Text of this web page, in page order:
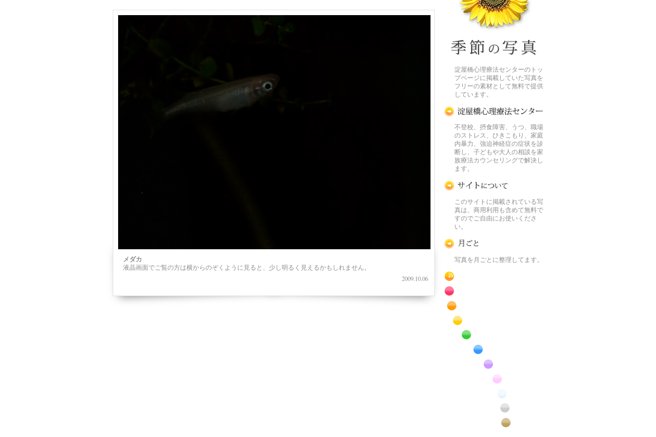
メダカ
液晶画面でご覧の方は横からのぞくように見ると、少し明るく見えるかもしれません。
2009.10.06
淀屋橋心理療法センターのトッ
プページに掲載していた写真を
フリーの素材として無料で提供
しています。
不登校、摂食障害、うつ、職場
のストレス、ひきこもり、家庭
内暴力、強迫神経症の症状を診
断し、子どもや大人の相談を家
族療法カウンセリングで解決し
ます。
このサイトに掲載されている写
真は、商用利用も含めて無料で
すのでご自由にお使いくださ
い。
写真を月ごとに整理してます。
RSS
赤色の花のフリー写真素材
橙色の花のフリー写真素材
黄色の花のフリー写真素材
緑色の花のフリー写真素材
青色の花のフリー写真素材
紫色の花のフリー写真素材
白色の花のフリー写真素材
昆虫のフリー写真素材